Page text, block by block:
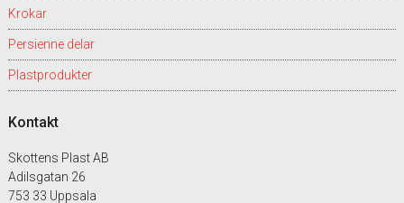
Krokar
Persienne delar
Plastprodukter
Kontakt
Skottens Plast AB
Adilsgatan 26
753 33 Uppsala